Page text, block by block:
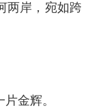
两岸，宛如跨
金辉。